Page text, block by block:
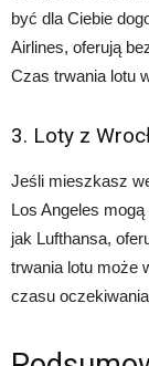
być dla Ciebie
Airlines, oferują
Czas trwania lotu
3. Loty z
Jeśli mieszkasz
Los Angeles
jak Lufthansa,
trwania lotu może
czasu